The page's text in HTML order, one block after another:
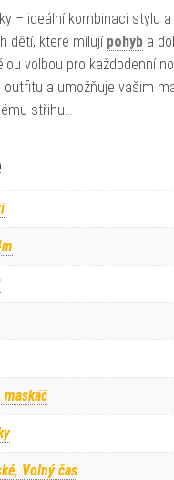
– ideální kombinaci stylu
dětí, které milují pohyb a
volbou pro každodenní
a umožňuje vašim
střihu…
maskáč
Volný čas